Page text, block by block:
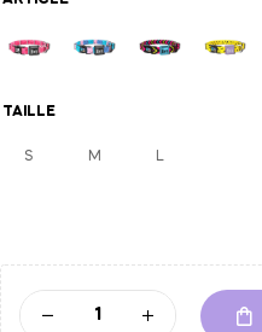
TAILLE
S M L
l
t